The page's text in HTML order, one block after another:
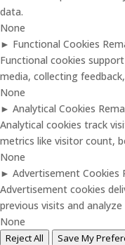
data.
None
► Functional Cookies
Functional cookies
media, collecting
None
► Analytical Cookies
Analytical cookies track
metrics like visitor count,
None
► Advertisement Cookies
Advertisement cookies
previous visits and
None
Reject All Save My